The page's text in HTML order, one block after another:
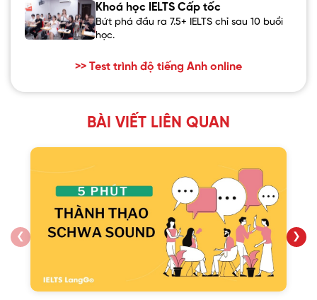
Khoá học IELTS Cấp tốc
Bứt phá đầu ra 7.5+ IELTS chỉ sau 10 buổi
học.
>> Test trình độ tiếng Anh online
BÀI VIẾT LIÊN QUAN
❮ ❯